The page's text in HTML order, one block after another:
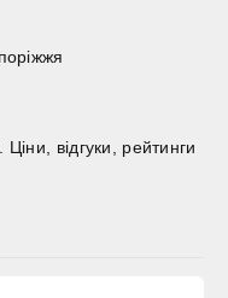
відгуки, рейтинги